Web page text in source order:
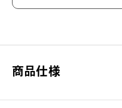
軽さとタフさと 可愛らし
開するキッズブランド。お
商品仕様